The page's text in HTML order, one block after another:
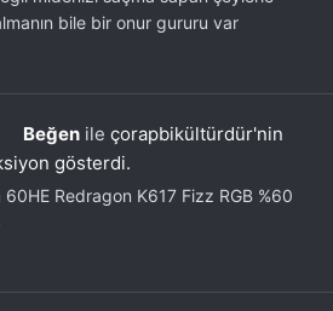
bile bir onur gururu var
Beğen ile çorapbikültürdür'nin
gösterdi.
Redragon K617 Fizz RGB %60